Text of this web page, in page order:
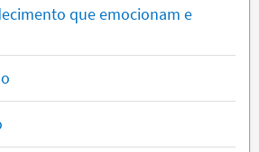
que emocionam e